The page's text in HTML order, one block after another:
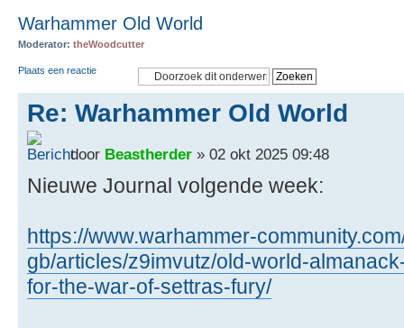
Warhammer Old World
Moderator: theWoodcutter
Plaats een reactie
Re: Warhammer Old World
door Beastherder » 02 okt 2025 09:48
Nieuwe Journal volgende week:
https://www.warhammer-
gb/articles/z9imvutz/old-world-
for-the-war-of-settras-fury/